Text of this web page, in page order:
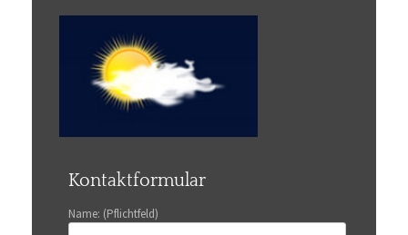
Kontaktformular
Name: (Pflichtfeld)